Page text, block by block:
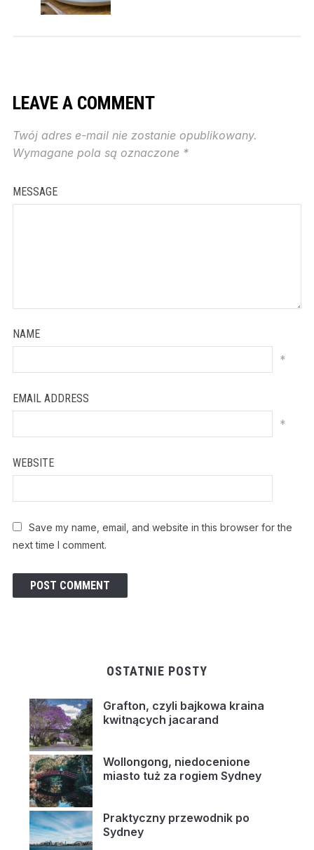
LEAVE A COMMENT
Twój adres e-mail nie zostanie opublikowany.
Wymagane pola są oznaczone *
MESSAGE
NAME
*
EMAIL ADDRESS
*
WEBSITE
Save my name, email, and website in this browser for the
next time I comment.
OSTATNIE POSTY
Grafton, czyli bajkowa kraina
kwitnących jacarand
Wollongong, niedocenione
miasto tuż za rogiem Sydney
Praktyczny przewodnik po
Sydney